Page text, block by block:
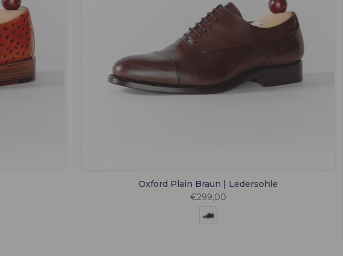
Oxford Plain Braun | Ledersohle
€299,00